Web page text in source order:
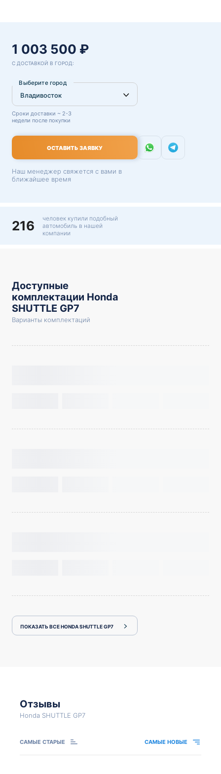
1 003 500 ₽
С ДОСТАВКОЙ В ГОРОД:
Выберите город
Сроки доставки ~ 2-3
недели после покупки
ОСТАВИТЬ ЗАЯВКУ
Наш менеджер свяжется с вами в
ближайшее время
216
человек купили подобный
автомобиль в нашей
компании
Доступные
комплектации Honda
SHUTTLE GP7
Варианты комплектаций
ПОКАЗАТЬ ВСЕ HONDA SHUTTLE GP7
Отзывы
Honda SHUTTLE GP7
САМЫЕ СТАРЫЕ САМЫЕ НОВЫЕ